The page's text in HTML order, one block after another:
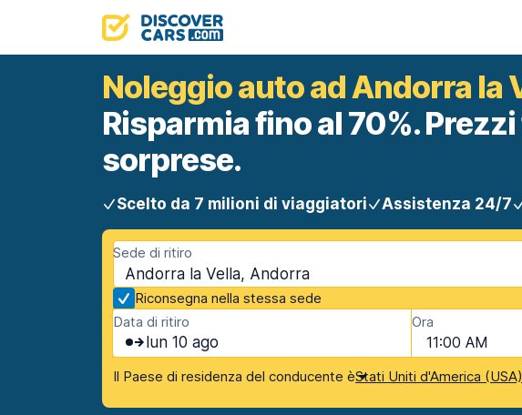
Noleggio auto ad Andorra la
Risparmia fino al 70%.
sorprese.
Scelto da 7 milioni di viaggiatori Assistenza 24/7
Sede di ritiro
Andorra la Vella, Andorra
Riconsegna nella stessa sede
Data di ritiro
lun 10 ago
Ora
11:00 AM
Il Paese di residenza del conducente èStati Uniti d'America (USA)